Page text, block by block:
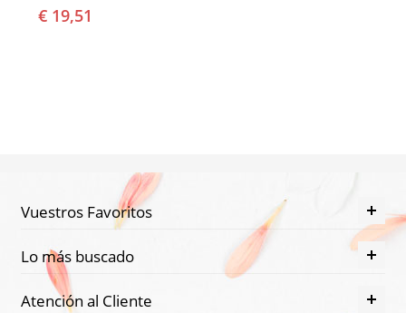
€ 19,51
Vuestros Favoritos
Lo más buscado
Atención al Cliente